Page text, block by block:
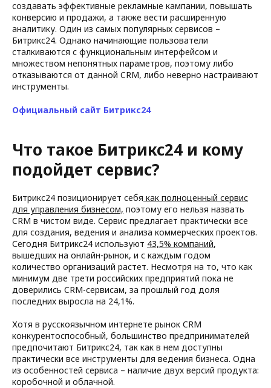
создавать эффективные рекламные кампании, повышать
конверсию и продажи, а также вести расширенную
аналитику. Один из самых популярных сервисов –
Битрикс24. Однако начинающие пользователи
сталкиваются с функциональным интерфейсом и
множеством непонятных параметров, поэтому либо
отказываются от данной CRM, либо неверно настраивают
инструменты.
Официальный сайт Битрикс24
Что такое Битрикс24 и кому
подойдет сервис?
Битрикс24 позиционирует себя как полноценный сервис
для управления бизнесом, поэтому его нельзя назвать
CRM в чистом виде. Сервис предлагает практически все
для создания, ведения и анализа коммерческих проектов.
Сегодня Битрикс24 используют 43,5% компаний,
вышедших на онлайн-рынок, и с каждым годом
количество организаций растет. Несмотря на то, что как
минимум две трети российских предприятий пока не
доверились CRM-сервисам, за прошлый год доля
последних выросла на 24,1%.
Хотя в русскоязычном интернете рынок CRM
конкурентоспособный, большинство предпринимателей
предпочитают Битрикс24, так как в нем доступны
практически все инструменты для ведения бизнеса. Одна
из особенностей сервиса – наличие двух версий продукта:
коробочной и облачной.